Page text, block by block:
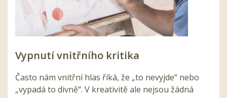
Vypnutí vnitřního kritika
Často nám vnitřní hlas říká, že „to nevyjde“ nebo
„vypadá to divně“. V kreativitě ale nejsou žádná